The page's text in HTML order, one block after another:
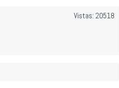
Vistas: 20518